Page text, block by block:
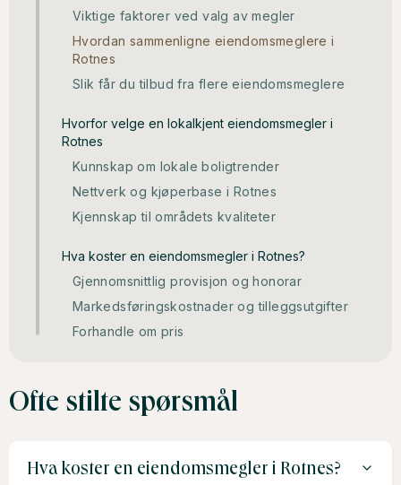
Viktige faktorer ved valg av megler
Hvordan sammenligne eiendomsmeglere i
Rotnes
Slik får du tilbud fra flere eiendomsmeglere
Hvorfor velge en lokalkjent eiendomsmegler i
Rotnes
Kunnskap om lokale boligtrender
Nettverk og kjøperbase i Rotnes
Kjennskap til områdets kvaliteter
Hva koster en eiendomsmegler i Rotnes?
Gjennomsnittlig provisjon og honorar
Markedsføringskostnader og tilleggsutgifter
Forhandle om pris
Ofte stilte spørsmål
Hva koster en eiendomsmegler i Rotnes?